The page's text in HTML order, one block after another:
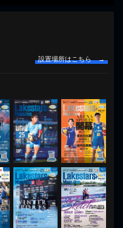
設置場所はこちら →